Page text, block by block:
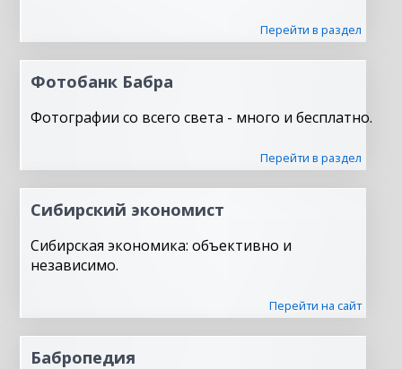
Перейти в раздел
Фотобанк Бабра
Фотографии со всего света - много и бесплатно.
Перейти в раздел
Сибирский экономист
Сибирская экономика: объективно и
независимо.
Перейти на сайт
Бабропедия